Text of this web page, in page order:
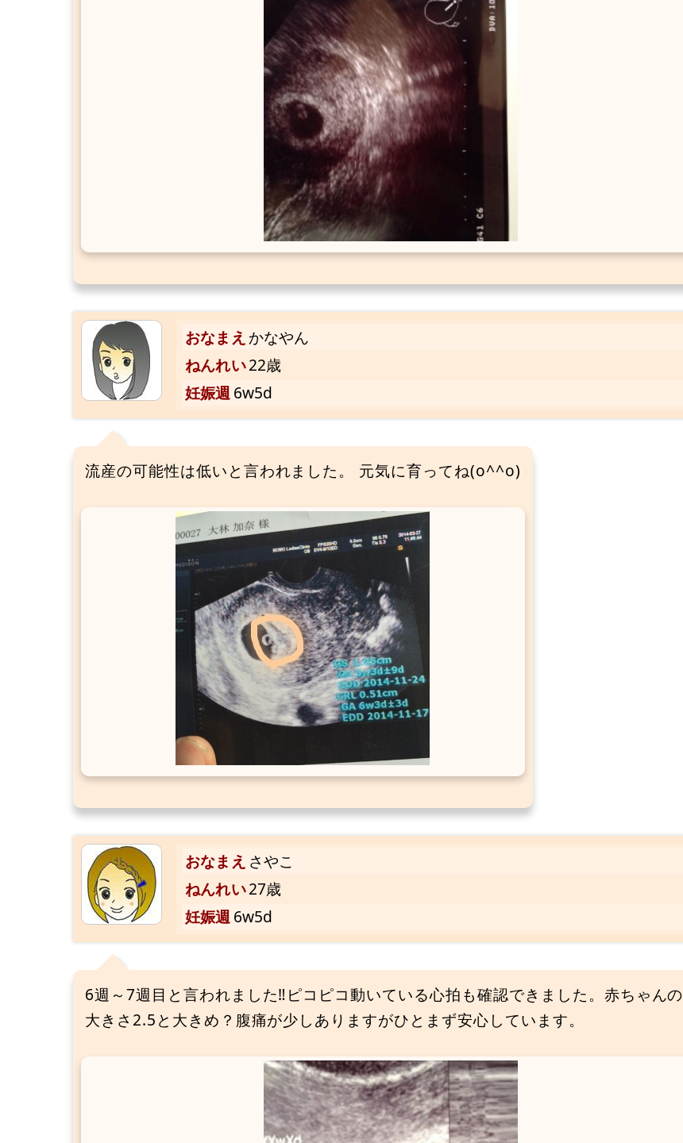
おなまえ かなやん
ねんれい22歳
妊娠週6w5d
流産の可能性は低いと言われました。 元気に育ってね(o^^o)
おなまえ さやこ
ねんれい27歳
妊娠週6w5d
6週～7週目と言われました‼︎ピコピコ動いている心拍も確認できました。赤ちゃんの
大きさ2.5と大きめ？腹痛が少しありますがひとまず安心しています。